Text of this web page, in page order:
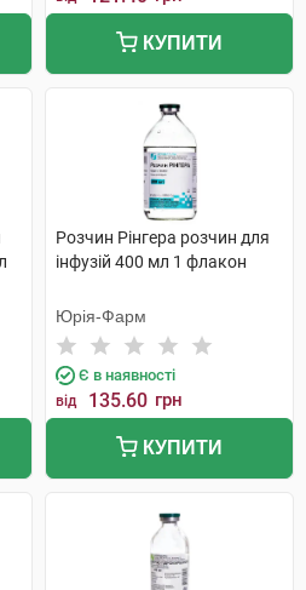
КУПИТИ
Розчин Рінгера розчин для
інфузій 400 мл 1 флакон
Юрія-Фарм
Є в наявності
від 135.60 грн
КУПИТИ